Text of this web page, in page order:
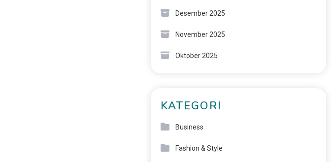
Desember 2025
November 2025
Oktober 2025
KATEGORI
Business
Fashion & Style